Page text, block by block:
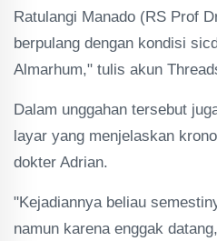
Ratulangi Manado (RS Prof
berpulang dengan kondisi
Almarhum," tulis akun
Dalam unggahan tersebut
layar yang menjelaskan
dokter Adrian.
"Kejadiannya beliau
namun karena enggak